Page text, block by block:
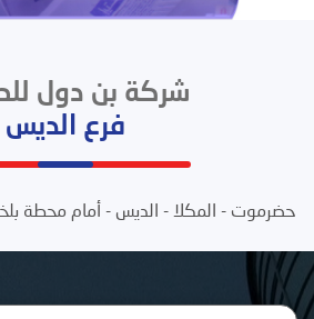
شركة بن دول
فرع الديس
حضرموت - المكلا - الديس - أمام محطة